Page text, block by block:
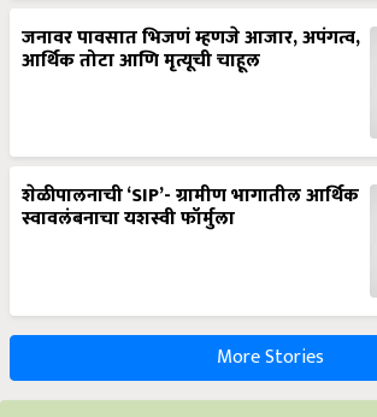
जनावर पावसात भिजणं म्हणजे आजार, अपंगत्व,
आर्थिक तोटा आणि मृत्यूची चाहूल
शेळीपालनाची ‘SIP’- ग्रामीण भागातील आर्थिक
स्वावलंबनाचा यशस्वी फॉर्मुला
More Stories